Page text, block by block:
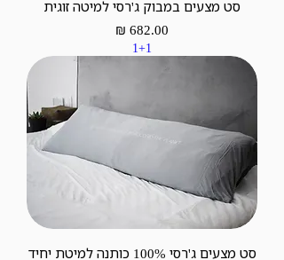
סט מצעים במבוק ג'רסי למיטה זוגית
מחיר
1+1
סט מצעים ג'רסי 100% כותנה למיטת יחיד